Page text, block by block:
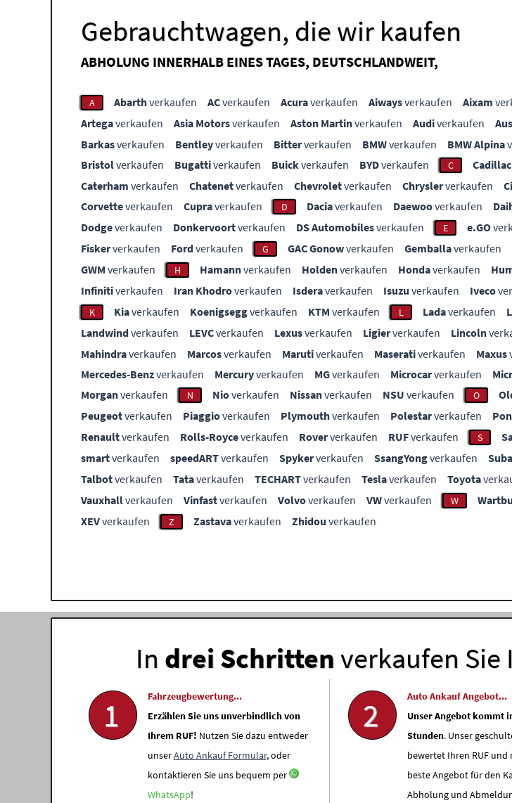
Gebrauchtwagen, die wir kaufen
ABHOLUNG INNERHALB EINES TAGES, DEUTSCHLANDWEIT,
A Abarthverkaufen ACverkaufen Acuraverkaufen Aiwaysverkaufen Aixam
Artegaverkaufen Asia Motorsverkaufen Aston Martinverkaufen Audiverkaufen
Barkasverkaufen Bentleyverkaufen Bitterverkaufen BMWverkaufen BMW Alpina
Bristolverkaufen Bugattiverkaufen Buickverkaufen BYDverkaufen C Cadillac
Caterham verkaufen Chatenetverkaufen Chevroletverkaufen Chryslerverkaufen
Corvetteverkaufen Cupraverkaufen D Daciaverkaufen Daewooverkaufen
Dodgeverkaufen Donkervoortverkaufen DS Automobilesverkaufen E e.GO
Fiskerverkaufen Fordverkaufen G GAC Gonowverkaufen Gemballaverkaufen
GWM verkaufen H Hamannverkaufen Holdenverkaufen Hondaverkaufen
Infinitiverkaufen Iran Khodroverkaufen Isderaverkaufen Isuzu verkaufen Iveco
K Kiaverkaufen Koenigseggverkaufen KTM verkaufen L Ladaverkaufen
Landwindverkaufen LEVCverkaufen Lexusverkaufen Ligierverkaufen Lincoln
Mahindraverkaufen Marcosverkaufen Marutiverkaufen Maserativerkaufen Maxus
Mercedes-Benzverkaufen Mercuryverkaufen MGverkaufen Microcarverkaufen
Morganverkaufen N Nioverkaufen Nissanverkaufen NSU verkaufen O
Peugeotverkaufen Piaggioverkaufen Plymouthverkaufen Polestarverkaufen
Renaultverkaufen Rolls-Royceverkaufen Roververkaufen RUFverkaufen S
smartverkaufen speedARTverkaufen Spykerverkaufen SsangYongverkaufen
Talbotverkaufen Tataverkaufen TECHARTverkaufen Teslaverkaufen Toyota
Vauxhallverkaufen Vinfastverkaufen Volvoverkaufen VWverkaufen W
XEVverkaufen Z Zastavaverkaufen Zhidou verkaufen
In drei Schrittenverkaufen Sie
1
Fahrzeugbewertung...
Erzählen Sie uns unverbindlich von
Ihrem RUF! Nutzen Sie dazu entweder
unserAuto Ankauf Formular, oder
kontaktieren Sie uns bequem per
WhatsApp!
2
Auto Ankauf Angebot...
Unser Angebot kommt
Stunden. Unser
bewertet Ihren RUF und
beste Angebot für den
Abholung und